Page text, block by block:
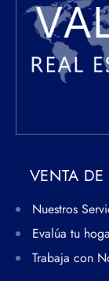
VENTA DE
Nuestros
Evalúa tu
Trabaja con